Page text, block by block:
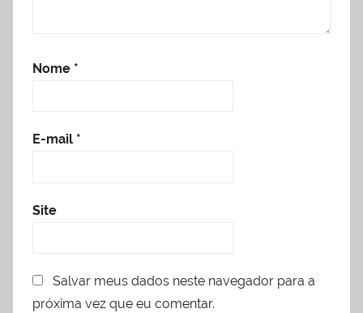
Nome *
E-mail *
Site
Salvar meus dados neste navegador para a
próxima vez que eu comentar.